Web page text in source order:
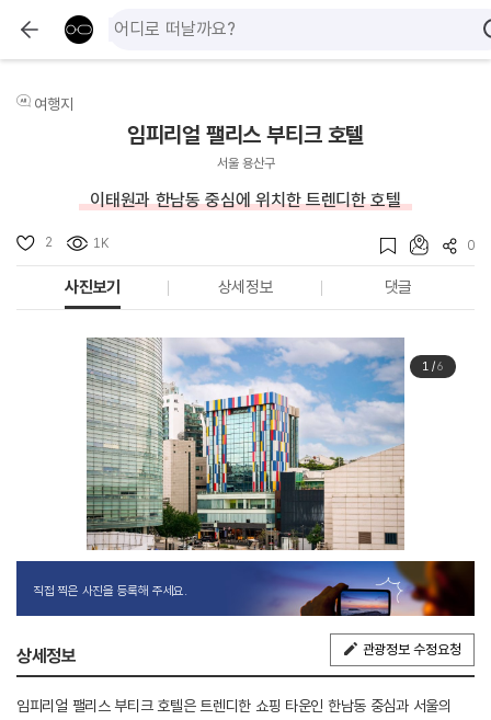
여행지
임피리얼 팰리스 부티크 호텔
서울 용산구
이태원과 한남동 중심에 위치한 트렌디한 호텔
2 1K 0
사진보기 상세정보 댓글
1/6
직접 찍은 사진을 등록해 주세요.
상세정보 관광정보 수정요청
임피리얼 팰리스 부티크 호텔은 트렌디한 쇼핑 타운인 한남동 중심과 서울의